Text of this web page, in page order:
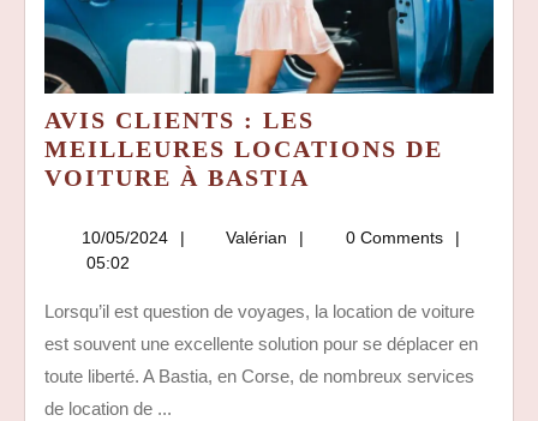
AVIS CLIENTS : LES
MEILLEURES LOCATIONS DE
VOITURE À BASTIA
LOCATIONS
DE
VOITURE
10/05/2024 10/05/2024
Valérian Valérian0 Comments
05:02
Lorsqu’il est question de voyages, la location de voiture
est souvent une excellente solution pour se déplacer en
toute liberté. A Bastia, en Corse, de nombreux services
de location de ...